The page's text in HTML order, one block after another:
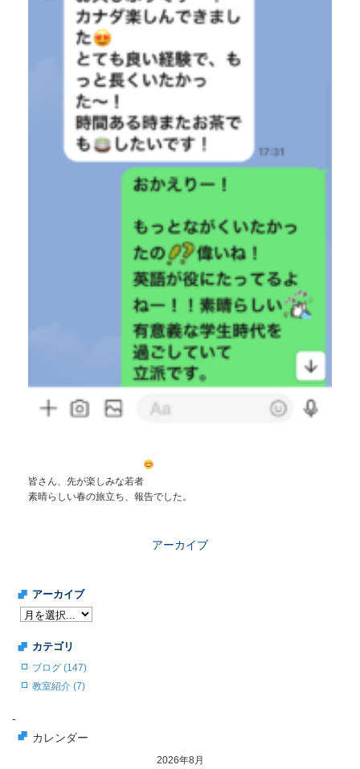
皆さん、先が楽しみな若者
素晴らしい春の旅立ち、報告でした。
アーカイブ
アーカイブ
カテゴリ
ブログ (147)
教室紹介 (7)
-
カレンダー
2026年8月